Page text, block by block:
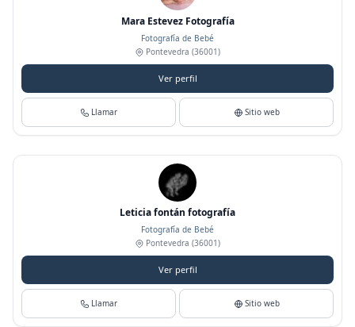
Mara Estevez Fotografía
Fotografía de Bebé
Pontevedra (36001)
Ver perfil
Llamar Sitio web
Leticia fontán fotografía
Fotografía de Bebé
Pontevedra (36001)
Ver perfil
Llamar Sitio web